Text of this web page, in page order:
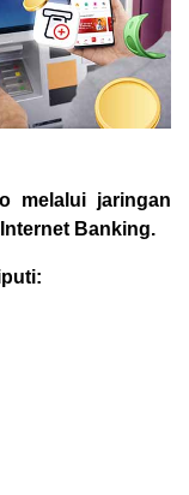
melalui jaringan
Banking.